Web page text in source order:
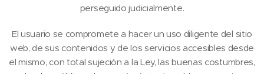
perseguido judicialmente.
El usuario se compromete a hacer un uso diligente del sitio
web, de sus contenidos y de los servicios accesibles desde
el mismo, con total sujeción a la Ley, las buenas costumbres,